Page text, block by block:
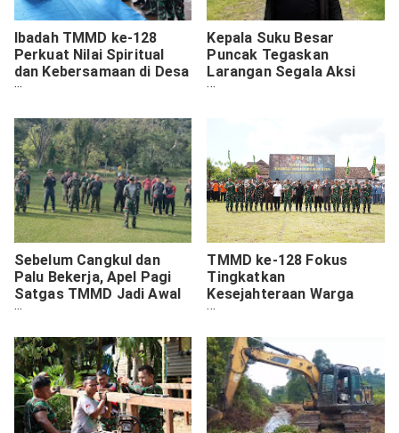
Ibadah TMMD ke-128
Perkuat Nilai Spiritual
dan Kebersamaan di Desa
Luso
Kepala Suku Besar
Puncak Tegaskan
Larangan Segala Aksi
Kekerasan dan Perusakan
Sebelum Cangkul dan
Palu Bekerja, Apel Pagi
Satgas TMMD Jadi Awal
Pengabdian
TMMD ke-128 Fokus
Tingkatkan
Kesejahteraan Warga
Desa Brabe